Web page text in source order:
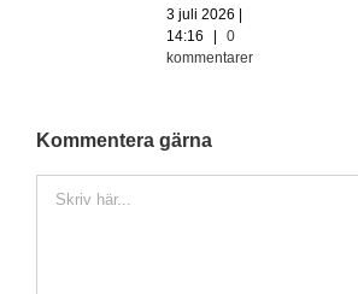
3 juli 2026 |
14:16
|
0
kommentarer
Kommentera gärna